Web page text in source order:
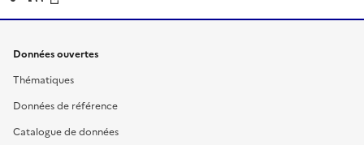
Données ouvertes
Thématiques
Données de référence
Catalogue de données